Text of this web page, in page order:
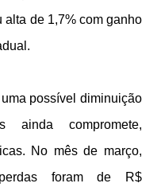
alta de 1,7% com ganho
possível diminuição
ainda compromete,
No mês de março,
foram de R$